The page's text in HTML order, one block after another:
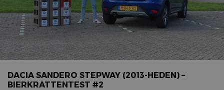
Automerken
Adverteren
MotorRAI.nl
DACIA SANDERO STEPWAY (2013-HEDEN) –
BIERKRATTENTEST #2